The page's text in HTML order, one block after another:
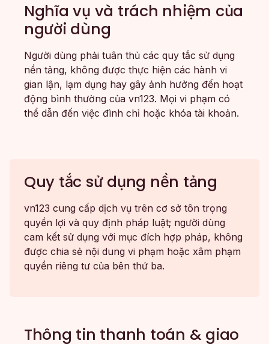
Nghĩa vụ và trách nhiệm của
người dùng
Người dùng phải tuân thủ các quy tắc sử dụng
nền tảng, không được thực hiện các hành vi
gian lận, lạm dụng hay gây ảnh hưởng đến hoạt
động bình thường của vn123. Mọi vi phạm có
thể dẫn đến việc đình chỉ hoặc khóa tài khoản.
Quy tắc sử dụng nền tảng
vn123 cung cấp dịch vụ trên cơ sở tôn trọng
quyền lợi và quy định pháp luật; người dùng
cam kết sử dụng với mục đích hợp pháp, không
được chia sẻ nội dung vi phạm hoặc xâm phạm
quyền riêng tư của bên thứ ba.
Thông tin thanh toán & giao